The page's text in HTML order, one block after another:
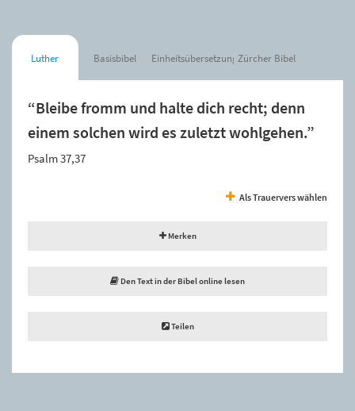
Luther Basisbibel Einheitsübersetzung Zürcher Bibel
“Bleibe fromm und halte dich recht; denn
einem solchen wird es zuletzt wohlgehen.”
Psalm 37,37
Als Trauervers wählen
Merken
Den Text in der Bibel online lesen
Teilen